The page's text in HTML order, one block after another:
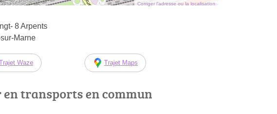
Corriger l’adresse ou la localisation
8 Arpents
Marne
Waze Trajet Maps
transports en commun